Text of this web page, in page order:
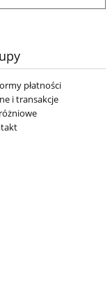
płatności
i transakcje